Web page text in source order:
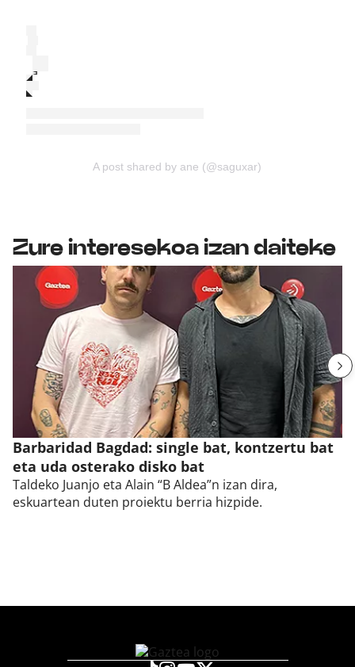
A post shared by ane (@saguxar)
Zure interesekoa izan daiteke
Barbaridad Bagdad: single bat, kontzertu bat
eta uda osterako disko bat
Taldeko Juanjo eta Alain “B Aldea”n izan dira,
eskuartean duten proiektu berria hizpide.